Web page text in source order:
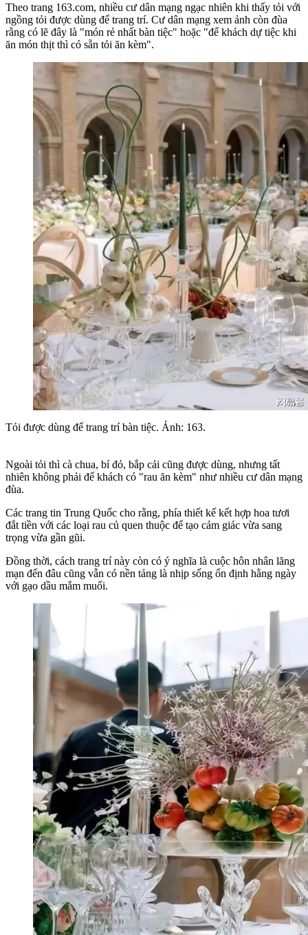
Theo trang 163.com, nhiều cư dân mạng ngạc nhiên khi thấy tỏi với
ngồng tỏi được dùng để trang trí. Cư dân mạng xem ảnh còn đùa
rằng có lẽ đây là "món rẻ nhất bàn tiệc" hoặc "để khách dự tiệc khi
ăn món thịt thì có sẵn tỏi ăn kèm".
Tỏi được dùng để trang trí bàn tiệc. Ảnh: 163.
Ngoài tỏi thì cà chua, bí đỏ, bắp cải cũng được dùng, nhưng tất
nhiên không phải để khách có "rau ăn kèm" như nhiều cư dân mạng
đùa.
Các trang tin Trung Quốc cho rằng, phía thiết kế kết hợp hoa tươi
đắt tiền với các loại rau củ quen thuộc để tạo cảm giác vừa sang
trọng vừa gần gũi.
Đồng thời, cách trang trí này còn có ý nghĩa là cuộc hôn nhân lãng
mạn đến đâu cũng vẫn có nền tảng là nhịp sống ổn định hằng ngày
với gạo dầu mắm muối.